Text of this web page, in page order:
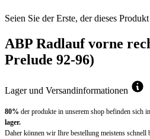
Seien Sie der Erste, der dieses
ABP Radlauf vorne
Prelude 92-96)
Lager und Versandinformationen
80% der produkte in unserem shop befinden sich
lager.
Daher können wir Ihre bestellung meistens schnell